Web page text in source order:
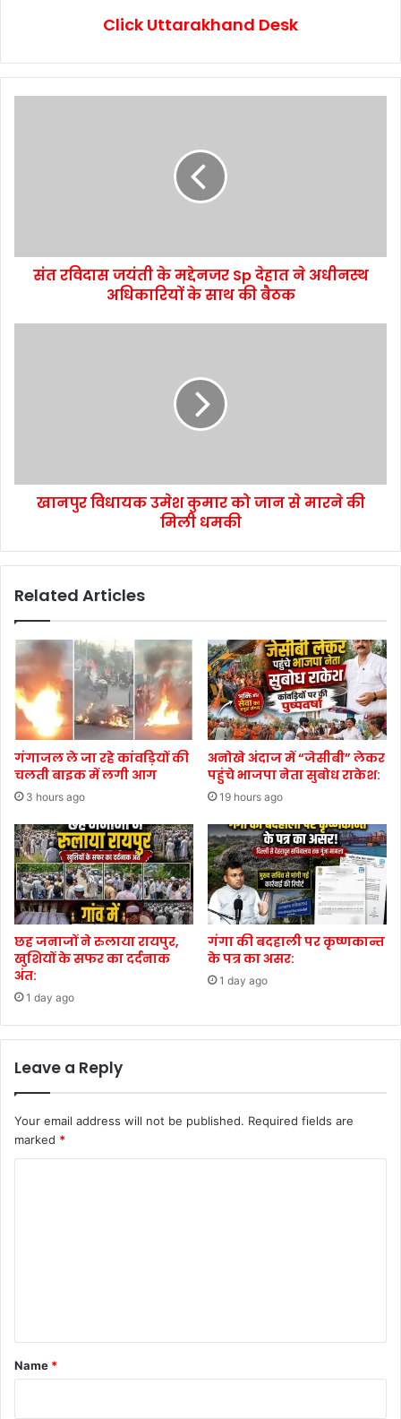
Click Uttarakhand Desk
संत रविदास जयंती के मद्देनजर Sp देहात ने अधीनस्थ
अधिकारियों के साथ की बैठक
खानपुर विधायक उमेश कुमार को जान से मारने की
मिली धमकी
Related Articles
गंगाजल ले जा रहे कांवड़ियों की
चलती बाइक में लगी आग
3 hours ago
अनोखे अंदाज में “जेसीबी” लेकर
पहुंचे भाजपा नेता सुबोध राकेश:
19 hours ago
छह जनाजों ने रुलाया रायपुर,
खुशियों के सफर का दर्दनाक
अंत:
1 day ago
गंगा की बदहाली पर कृष्णकान्त
के पत्र का असर:
1 day ago
Leave a Reply
Your email address will not be published. Required fields are
marked *
*
Name *